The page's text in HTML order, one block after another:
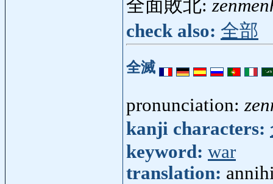
全面敗北:
check also: 全部
全滅
pronunciation:
kanji characters:
keyword: war
translation: